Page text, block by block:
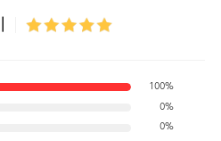
100%
0%
0%